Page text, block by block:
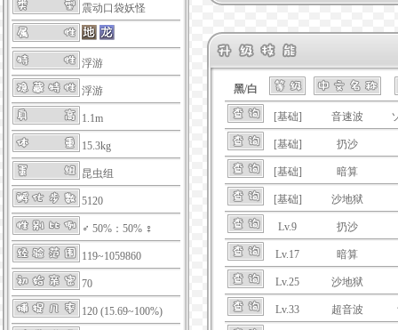
震动口袋妖怪
浮游
浮游
1.1m
15.3kg
昆虫组
5120
♂ 50%：50% ♀
119~1059860
70
120 (15.69~100%)
黑/白
[基础] 音速波
[基础] 扔沙
[基础] 暗算
[基础] 沙地狱
Lv.9 扔沙
Lv.17 暗算
Lv.25 沙地狱
Lv.33 超音波